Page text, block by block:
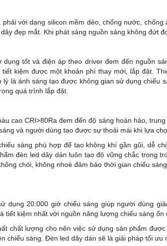
với dạng silicon mềm dẻo, chống nước,
đẹp mắt. Khi phát sáng nguồn sáng không đứt
tốt và điện áp theo driver đem đến nguồn
kiệm được một khoản phí thay mới, lắp đặt.
là ánh sáng tạo được không gian sử dụng chiếu
quá trình lắp đặt.
cao CRI>80Ra đem đến độ sáng hoàn hảo,
và người dùng tạo được sự thoải mái khi lựa
sáng phù hợp để tạo không khí gần gũi, dễ
đèn led dây dán luôn tạo độ vững chắc trong
chói, không nhoè đảm bảo thời gian chiếu
dụng 20.000 giờ chiếu sáng giúp người dùng
tiết kiệm nhất với nguồn năng lượng chiếu sáng ổn
chất lượng cho nên việc sử dụng sản phẩm
chiếu sáng. Đèn led dây dán sẽ là giải pháp tối ưu